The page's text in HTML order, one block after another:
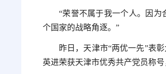
“荣誉不属于我一个人。因
个国家的战略角逐。”
昨日，天津市“两优一先”表
英进荣获天津市优秀共产党员称号